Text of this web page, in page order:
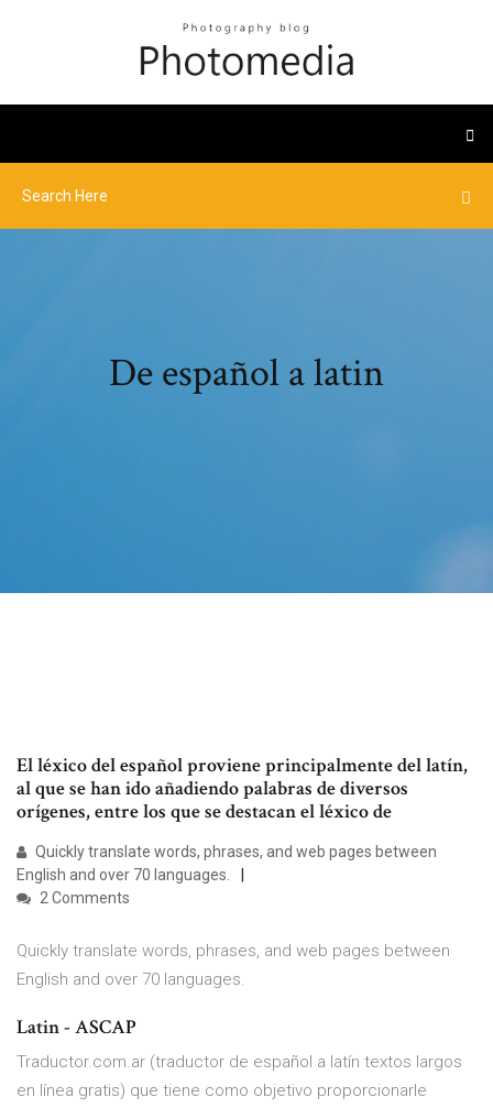
De español a latin
El léxico del español proviene principalmente del latín,
al que se han ido añadiendo palabras de diversos
orígenes, entre los que se destacan el léxico de
Quickly translate words, phrases, and web pages between
English and over 70 languages.
2 Comments
Quickly translate words, phrases, and web pages between
English and over 70 languages.
Latin - ASCAP
Traductor.com.ar (traductor de español a latín textos largos
en línea gratis) que tiene como objetivo proporcionarle